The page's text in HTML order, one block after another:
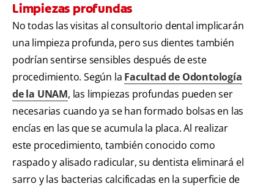
Limpiezas profundas
No todas las visitas al consultorio dental implicarán
una limpieza profunda, pero sus dientes también
podrían sentirse sensibles después de este
procedimiento. Según la Facultad de Odontología
de la UNAM, las limpiezas profundas pueden ser
necesarias cuando ya se han formado bolsas en las
encías en las que se acumula la placa. Al realizar
este procedimiento, también conocido como
raspado y alisado radicular, su dentista eliminará el
sarro y las bacterias calcificadas en la superficie de